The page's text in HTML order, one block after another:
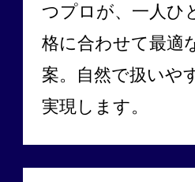
つプロが、一人ひ
格に合わせて最適
案。自然で扱いや
実現します。